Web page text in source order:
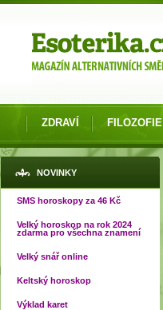
ZDRAVÍ FILOZOFIE
NOVINKY
SMS horoskopy za 46 Kč
Velký horoskop na rok 2024
zdarma pro všechna znamení
Velký snář online
Keltský horoskop
Výklad karet